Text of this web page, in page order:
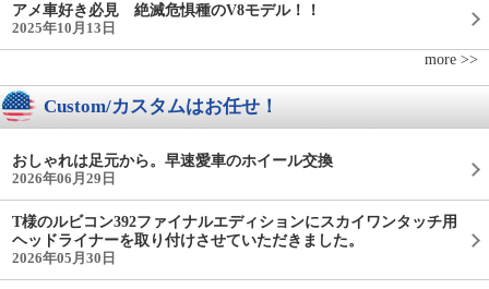
アメ車好き必見 絶滅危惧種のV8モデル！！
2025年10月13日
more >>
Custom/カスタムはお任せ！
おしゃれは足元から。早速愛車のホイール交換
2026年06月29日
T様のルビコン392ファイナルエディションにスカイワンタッチ用
ヘッドライナーを取り付けさせていただきました。
2026年05月30日